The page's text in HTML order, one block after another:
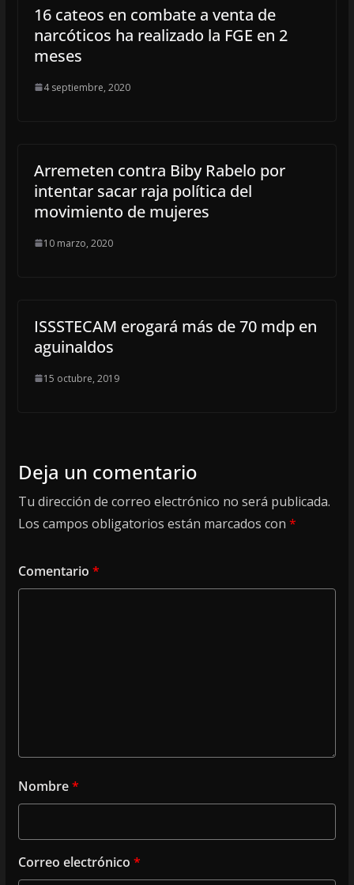
16 cateos en combate a venta de
narcóticos ha realizado la FGE en 2
meses
4 septiembre, 2020
Arremeten contra Biby Rabelo por
intentar sacar raja política del
movimiento de mujeres
10 marzo, 2020
ISSSTECAM erogará más de 70 mdp en
aguinaldos
15 octubre, 2019
Deja un comentario
Tu dirección de correo electrónico no será publicada.
Los campos obligatorios están marcados con *
Comentario *
Nombre*
Correo electrónico *